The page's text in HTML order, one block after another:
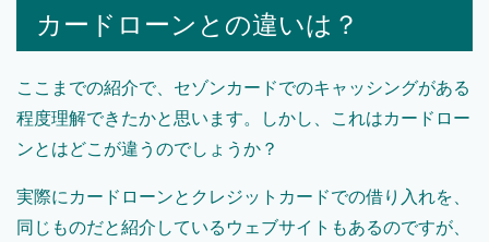
カードローンとの違いは？
ここまでの紹介で、セゾンカードでのキャッシングがある
程度理解できたかと思います。しかし、これはカードロー
ンとはどこが違うのでしょうか？
実際にカードローンとクレジットカードでの借り入れを、
同じものだと紹介しているウェブサイトもあるのですが、